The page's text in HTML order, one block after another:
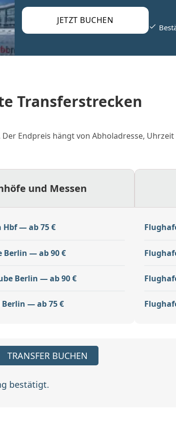
JETZT BUCHEN
Transferstrecken
Endpreis hängt von Abholadresse,
und Messen
— ab 75 €
— ab 90 €
Berlin — ab 90 €
— ab 75 €
TRANSFER BUCHEN
bestätigt.